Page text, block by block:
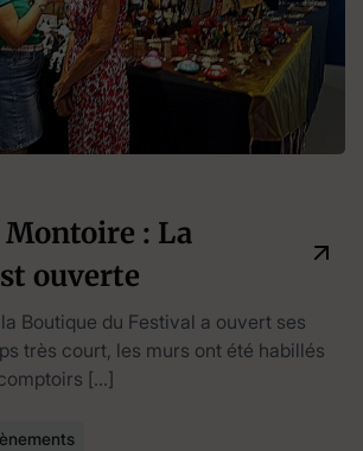
: La
ouverte
Boutique du Festival a ouvert ses
très court, les murs ont été habillés
[…]